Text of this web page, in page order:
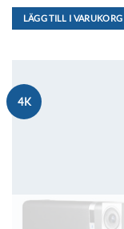
LÄGG TILL I VARUKORG
4K